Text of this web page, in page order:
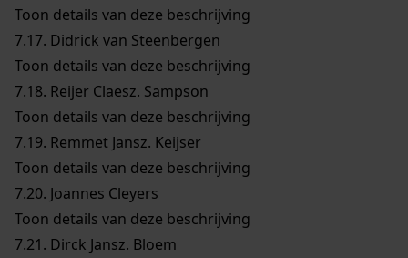
Toon details van deze beschrijving
7.17. Didrick van Steenbergen
Toon details van deze beschrijving
7.18. Reijer Claesz. Sampson
Toon details van deze beschrijving
7.19. Remmet Jansz. Keijser
Toon details van deze beschrijving
7.20. Joannes Cleyers
Toon details van deze beschrijving
7.21. Dirck Jansz. Bloem